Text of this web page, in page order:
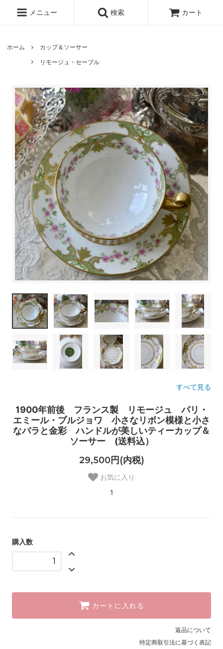
メニュー 検索 カート
ホーム
カップ＆ソーサー
リモージュ・セーブル
すべて見る
1900年前後 フランス製 リモージュ パリ・
エミール・ブルジョワ 小さなリボン模様と小さ
なバラと金彩 ハンドルが美しいティーカップ＆
ソーサー (送料込）
29,500円(内税)
お気に入り
1
購入数
カートに入れる
返品について
特定商取引法に基づく表記